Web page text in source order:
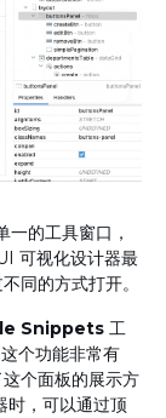
的工具窗口，
可视化设计器最
同的方式打开。
Snippets 工
个功能非常有
个面板的展示方
，可以通过顶